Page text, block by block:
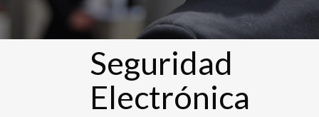
Seguridad
Electrónica